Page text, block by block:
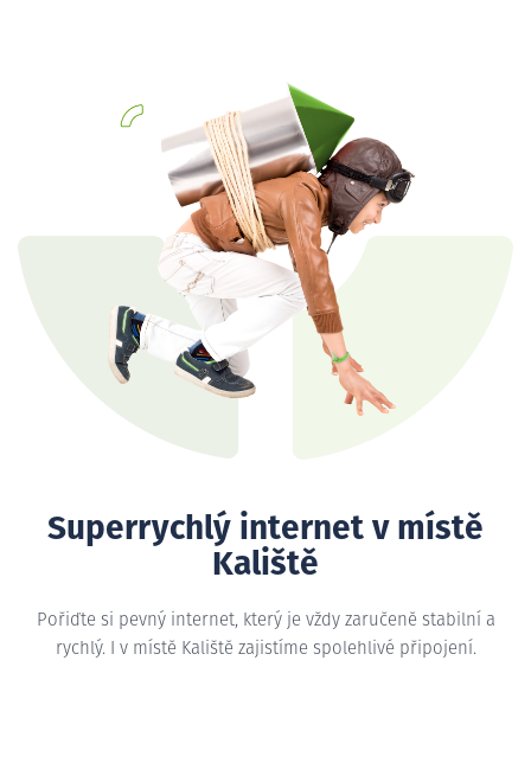
Superrychlý internet v místě
Kaliště
Pořiďte si pevný internet, který je vždy zaručeně stabilní a
rychlý. I v místě Kaliště zajistíme spolehlivé připojení.